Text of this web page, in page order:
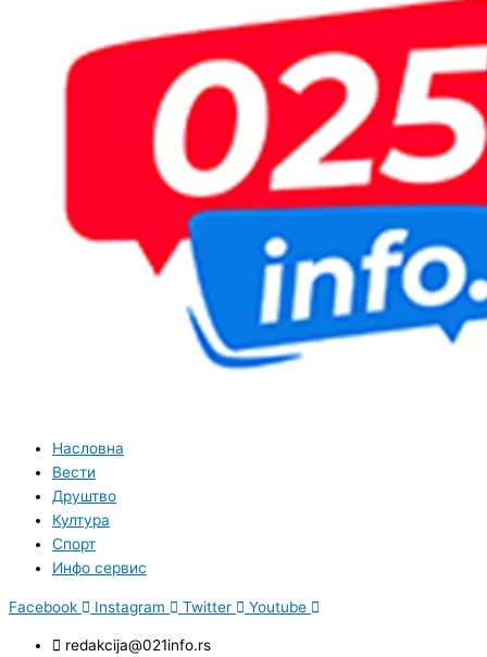
Насловна
Вести
Друштво
Култура
Спорт
Инфо сервис
Facebook Instagram Twitter Youtube
redakcija@021info.rs